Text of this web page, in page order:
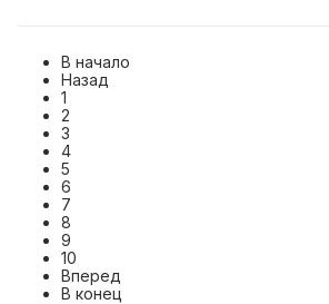
В начало
Назад
1
2
3
4
5
6
7
8
9
10
Вперед
В конец